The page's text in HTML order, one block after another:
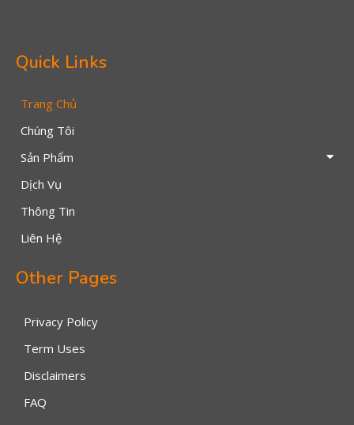
Quick Links
Trang Chủ
Chúng Tôi
Sản Phẩm
Dịch Vụ
Thông Tin
Liên Hệ
Other Pages
Privacy Policy
Term Uses
Disclaimers
FAQ